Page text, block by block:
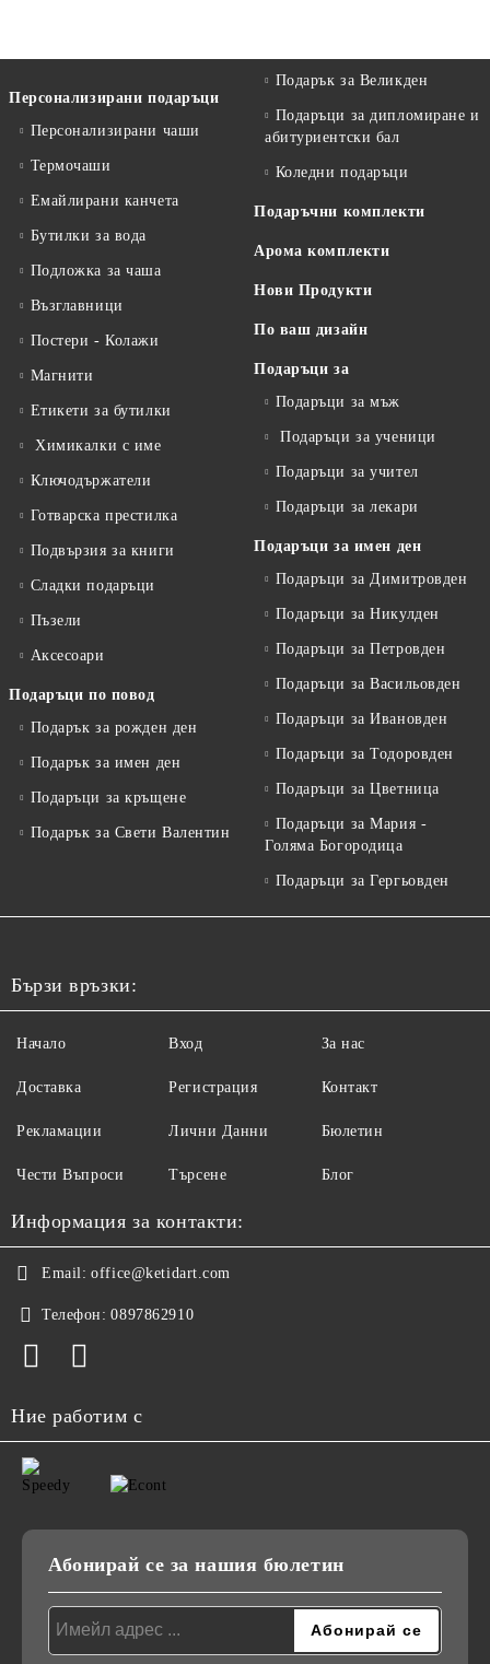
Персонализирани подаръци
Персонализирани чаши
Термочаши
Емайлирани канчета
Бутилки за вода
Подложка за чаша
Възглавници
Постери - Колажи
Магнити
Етикети за бутилки
Химикалки с име
Ключодържатели
Готварска престилка
Подвързия за книги
Сладки подаръци
Пъзели
Аксесоари
Подаръци по повод
Подарък за рожден ден
Подарък за имен ден
Подаръци за кръщене
Подарък за Свети Валентин
Подарък за Великден
Подаръци за дипломиране и
абитуриентски бал
Коледни подаръци
Подаръчни комплекти
Арома комплекти
Нови Продукти
По ваш дизайн
Подаръци за
Подаръци за мъж
Подаръци за ученици
Подаръци за учител
Подаръци за лекари
Подаръци за имен ден
Подаръци за Димитровден
Подаръци за Никулден
Подаръци за Петровден
Подаръци за Васильовден
Подаръци за Ивановден
Подаръци за Тодоровден
Подаръци за Цветница
Подаръци за Мария -
Голяма Богородица
Подаръци за Гергьовден
Бързи връзки:
Начало
Доставка
Рекламации
Чести Въпроси
Вход
Регистрация
Лични Данни
Търсене
За нас
Контакт
Бюлетин
Блог
Информация за контакти:
Email: office@ketidart.com
Телефон: 0897862910
Ние работим с
Абонирай се за нашия бюлетин